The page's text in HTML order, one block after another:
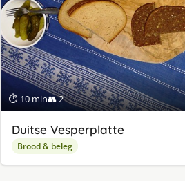
⏱ 10 min👥 2
Duitse Vesperplatte
Brood & beleg